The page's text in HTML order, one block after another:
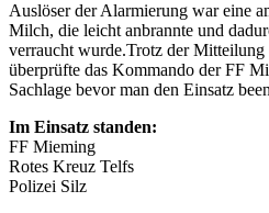
Auslöser der Alarmierung war eine
Milch, die leicht anbrannte und
verraucht wurde.Trotz der Mitteilung
überprüfte das Kommando der FF
Sachlage bevor man den Einsatz
Im Einsatz standen:
FF Mieming
Rotes Kreuz Telfs
Polizei Silz